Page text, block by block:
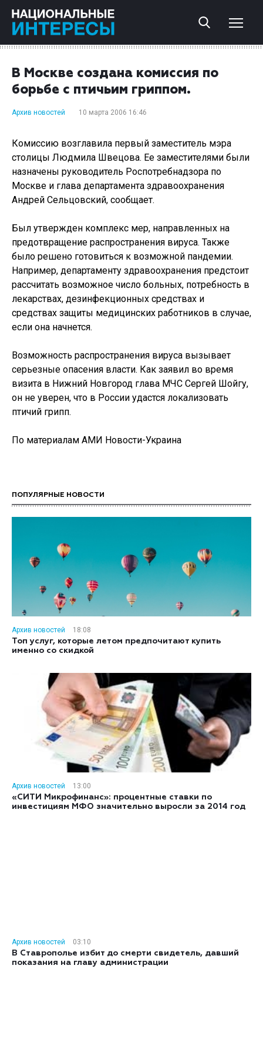
В Москве создана комиссия по
борьбе с птичьим гриппом.
Архив новостей 10 марта 2006 16:46
Комиссию возглавила первый заместитель мэра
столицы Людмила Швецова. Ее заместителями были
назначены руководитель Роспотребнадзора по
Москве и глава департамента здравоохранения
Андрей Сельцовский, сообщает.
Был утвержден комплекс мер, направленных на
предотвращение распространения вируса. Также
было решено готовиться к возможной пандемии.
Например, департаменту здравоохранения предстоит
рассчитать возможное число больных, потребность в
лекарствах, дезинфекционных средствах и
средствах защиты медицинских работников в случае,
если она начнется.
Возможность распространения вируса вызывает
серьезные опасения власти. Как заявил во время
визита в Нижний Новгород глава МЧС Сергей Шойгу,
он не уверен, что в России удастся локализовать
птичий грипп.
По материалам АМИ Новости-Украина
ПОПУЛЯРНЫЕ НОВОСТИ
Архив новостей
18:08
Топ услуг, которые летом предпочитают купить
именно со скидкой
Архив новостей
13:00
«СИТИ Микрофинанс»: процентные ставки по
инвестициям МФО значительно выросли за 2014 год
Архив новостей
03:10
В Ставрополье избит до смерти свидетель, давший
показания на главу администрации